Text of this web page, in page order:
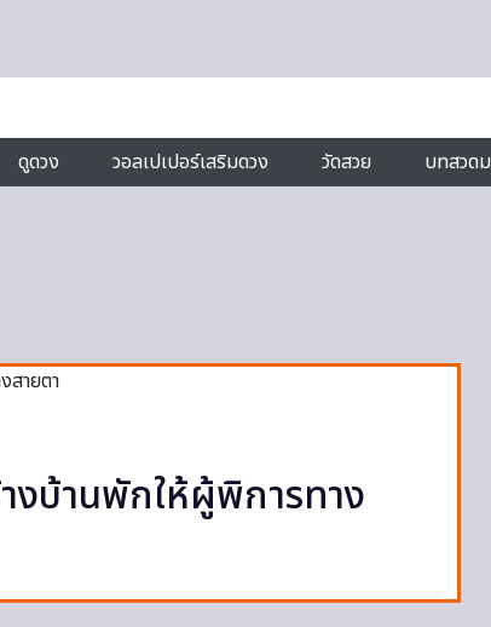
ดูดวง วอลเปเปอร์เสริมดวง วัดสวย บทสวด
งบ้านพักให้ผู้พิการทาง